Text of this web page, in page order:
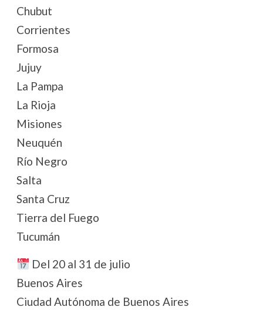
Chubut
Corrientes
Formosa
Jujuy
La Pampa
La Rioja
Misiones
Neuquén
Río Negro
Salta
Santa Cruz
Tierra del Fuego
Tucumán
Del 20 al 31 de julio
Buenos Aires
Ciudad Autónoma de Buenos Aires